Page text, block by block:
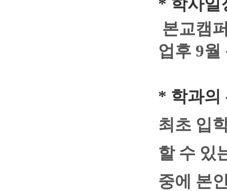
* 학사일
본교캠
업 후 9월
* 학과의
최초 입
할 수 있
중에 본